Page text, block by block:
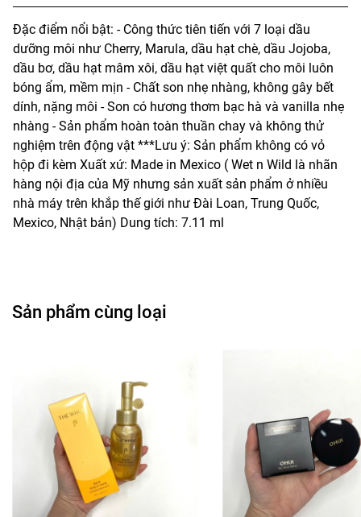
Đặc điểm nổi bật: - Công thức tiên tiến với 7 loại dầu
dưỡng môi như Cherry, Marula, dầu hạt chè, dầu Jojoba,
dầu bơ, dầu hạt mâm xôi, dầu hạt việt quất cho môi luôn
bóng ẩm, mềm mịn - Chất son nhẹ nhàng, không gây bết
dính, nặng môi - Son có hương thơm bạc hà và vanilla nhẹ
nhàng - Sản phẩm hoàn toàn thuần chay và không thử
nghiệm trên động vật ***Lưu ý: Sản phẩm không có vỏ
hộp đi kèm Xuất xứ: Made in Mexico ( Wet n Wild là nhãn
hàng nội địa của Mỹ nhưng sản xuất sản phẩm ở nhiều
nhà máy trên khắp thế giới như Đài Loan, Trung Quốc,
Mexico, Nhật bản) Dung tích: 7.11 ml
Sản phẩm cùng loại